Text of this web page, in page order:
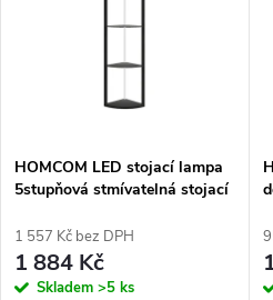
HOMCOM LED stojací lampa
5stupňová stmívatelná stojací
barev, dálkové ovládání
1 557 Kč bez DPH
1 884 Kč
Skladem >5 ks